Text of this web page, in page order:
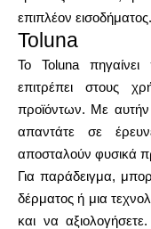
επιπλέον εισοδήματος.
Toluna
Το Toluna
επιτρέπει στους
προϊόντων. Με
απαντάτε σε
αποσταλούν φυσικά
Για παράδειγμα,
δέρματος ή μια
και να